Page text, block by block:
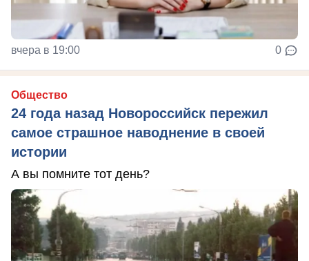
вчера в 19:00 0
Общество
24 года назад Новороссийск пережил
самое страшное наводнение в своей
истории
А вы помните тот день?